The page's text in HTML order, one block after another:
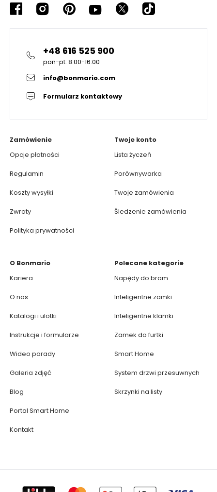
+48 616 525 900
pon-pt: 8:00-16:00
info@bonmario.com
Formularz kontaktowy
Zamówienie
Opcje płatności
Regulamin
Koszty wysyłki
Zwroty
Polityka prywatności
Twoje konto
Lista życzeń
Porównywarka
Twoje zamówienia
Śledzenie zamówienia
O Bonmario
Kariera
O nas
Katalogi i ulotki
Instrukcje i formularze
Wideo porady
Galeria zdjęć
Blog
Portal Smart Home
Kontakt
Polecane kategorie
Napędy do bram
Inteligentne zamki
Inteligentne klamki
Zamek do furtki
Smart Home
System drzwi przesuwnych
Skrzynki na listy